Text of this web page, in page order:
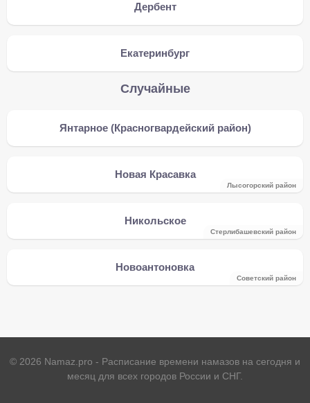
Дербент
Екатеринбург
Случайные
Янтарное (Красногвардейский район)
Новая Красавка
Лысогорский район
Никольское
Стерлибашевский район
Новоантоновка
Советский район
© 2026 Namaz.pro - Расписание времени намазов на сегодня и
месяц для всех городов России и СНГ.